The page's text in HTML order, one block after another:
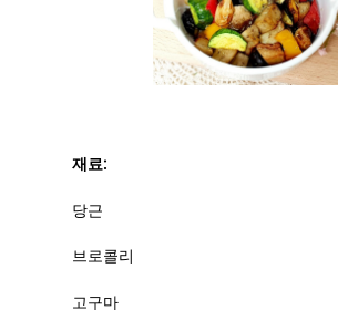
재료:
당근
브로콜리
고구마